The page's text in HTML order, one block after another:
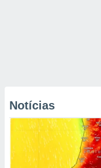
Notícias